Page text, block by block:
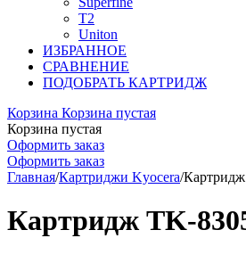
T2
Uniton
ИЗБРАННОЕ
СРАВНЕНИЕ
ПОДОБРАТЬ КАРТРИДЖ
Корзина Корзина пустая
Корзина пустая
Оформить заказ
Оформить заказ
Главная/Картриджи Kyocera/
Картридж TK-